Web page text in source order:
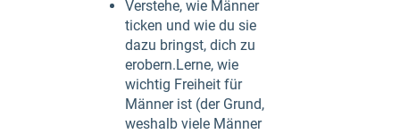
Verstehe, wie Männer
ticken und wie du sie
dazu bringst, dich zu
erobern.Lerne, wie
wichtig Freiheit für
Männer ist (der Grund,
weshalb viele Männer